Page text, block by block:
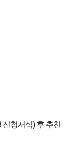
청서식) 후 추천